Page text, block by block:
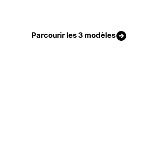
Parcourir les 3 modèles